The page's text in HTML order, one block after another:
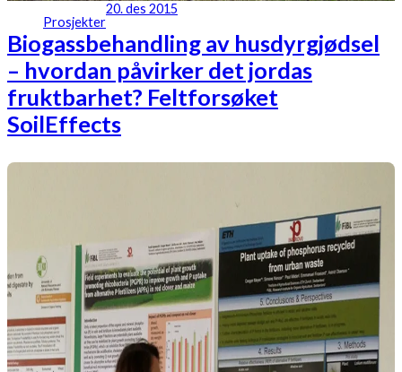
Prosjekter
20. des 2015
Biogassbehandling av husdyrgjødsel
– hvordan påvirker det jordas
fruktbarhet? Feltforsøket
SoilEffects